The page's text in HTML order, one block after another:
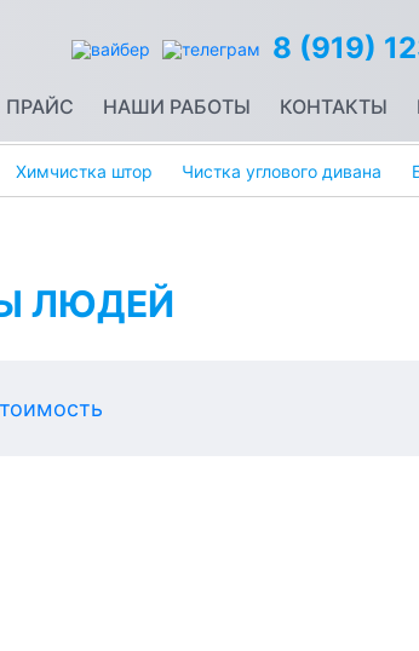
8 (919)
ПРАЙС НАШИ РАБОТЫ КОНТАКТЫ
Химчистка штор Чистка углового дивана
ЛЮДЕЙ